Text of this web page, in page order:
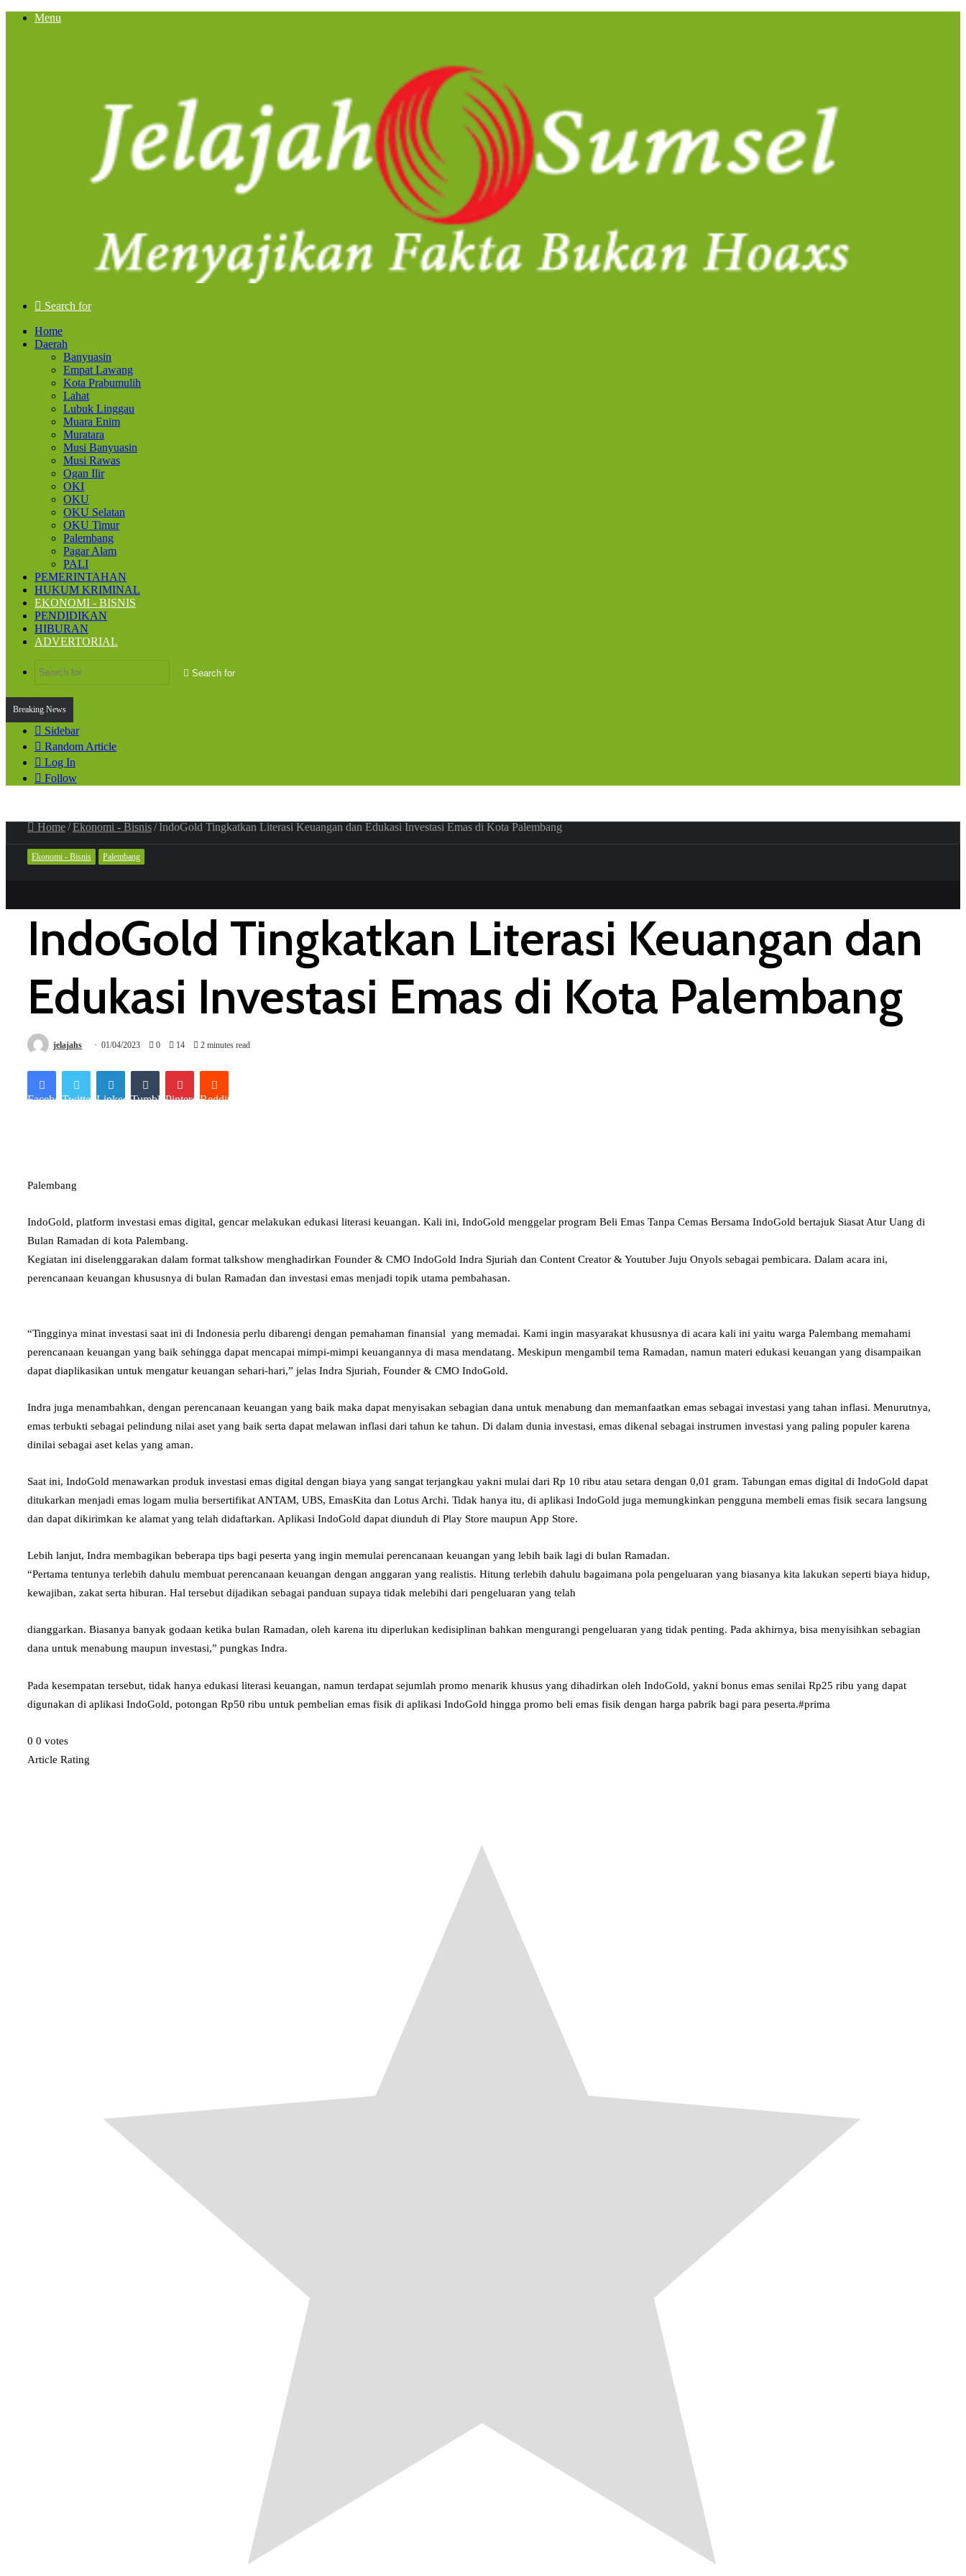
Menu
Search for
Home
Daerah
Banyuasin
Empat Lawang
Kota Prabumulih
Lahat
Lubuk Linggau
Muara Enim
Muratara
Musi Banyuasin
Musi Rawas
Ogan Ilir
OKI
OKU
OKU Selatan
OKU Timur
Palembang
Pagar Alam
PALI
PEMERINTAHAN
HUKUM KRIMINAL
EKONOMI - BISNIS
PENDIDIKAN
HIBURAN
ADVERTORIAL
Search for
Breaking News
Sidebar
Random Article
Log In
Follow
Home/Ekonomi - Bisnis/ IndoGold Tingkatkan Literasi Keuangan dan Edukasi Investasi Emas di Kota Palembang
Ekonomi - Bisnis Palembang
IndoGold Tingkatkan Literasi Keuangan dan
Edukasi Investasi Emas di Kota Palembang
jelajahs 01/04/2023 0 14 2 minutes read
FacebookTwitter LinkedInTumblr PinterestReddit
Palembang
IndoGold, platform investasi emas digital, gencar melakukan edukasi literasi keuangan. Kali ini, IndoGold menggelar program Beli Emas Tanpa Cemas Bersama IndoGold bertajuk Siasat Atur Uang di
Bulan Ramadan di kota Palembang.
Kegiatan ini diselenggarakan dalam format talkshow menghadirkan Founder & CMO IndoGold Indra Sjuriah dan Content Creator & Youtuber Juju Onyols sebagai pembicara. Dalam acara ini,
perencanaan keuangan khususnya di bulan Ramadan dan investasi emas menjadi topik utama pembahasan.
“Tingginya minat investasi saat ini di Indonesia perlu dibarengi dengan pemahaman finansial yang memadai. Kami ingin masyarakat khususnya di acara kali ini yaitu warga Palembang memahami
perencanaan keuangan yang baik sehingga dapat mencapai mimpi-mimpi keuangannya di masa mendatang. Meskipun mengambil tema Ramadan, namun materi edukasi keuangan yang disampaikan
dapat diaplikasikan untuk mengatur keuangan sehari-hari,” jelas Indra Sjuriah, Founder & CMO IndoGold.
Indra juga menambahkan, dengan perencanaan keuangan yang baik maka dapat menyisakan sebagian dana untuk menabung dan memanfaatkan emas sebagai investasi yang tahan inflasi. Menurutnya,
emas terbukti sebagai pelindung nilai aset yang baik serta dapat melawan inflasi dari tahun ke tahun. Di dalam dunia investasi, emas dikenal sebagai instrumen investasi yang paling populer karena
dinilai sebagai aset kelas yang aman.
Saat ini, IndoGold menawarkan produk investasi emas digital dengan biaya yang sangat terjangkau yakni mulai dari Rp 10 ribu atau setara dengan 0,01 gram. Tabungan emas digital di IndoGold dapat
ditukarkan menjadi emas logam mulia bersertifikat ANTAM, UBS, EmasKita dan Lotus Archi. Tidak hanya itu, di aplikasi IndoGold juga memungkinkan pengguna membeli emas fisik secara langsung
dan dapat dikirimkan ke alamat yang telah didaftarkan. Aplikasi IndoGold dapat diunduh di Play Store maupun App Store.
Lebih lanjut, Indra membagikan beberapa tips bagi peserta yang ingin memulai perencanaan keuangan yang lebih baik lagi di bulan Ramadan.
“Pertama tentunya terlebih dahulu membuat perencanaan keuangan dengan anggaran yang realistis. Hitung terlebih dahulu bagaimana pola pengeluaran yang biasanya kita lakukan seperti biaya hidup,
kewajiban, zakat serta hiburan. Hal tersebut dijadikan sebagai panduan supaya tidak melebihi dari pengeluaran yang telah
dianggarkan. Biasanya banyak godaan ketika bulan Ramadan, oleh karena itu diperlukan kedisiplinan bahkan mengurangi pengeluaran yang tidak penting. Pada akhirnya, bisa menyisihkan sebagian
dana untuk menabung maupun investasi,” pungkas Indra.
Pada kesempatan tersebut, tidak hanya edukasi literasi keuangan, namun terdapat sejumlah promo menarik khusus yang dihadirkan oleh IndoGold, yakni bonus emas senilai Rp25 ribu yang dapat
digunakan di aplikasi IndoGold, potongan Rp50 ribu untuk pembelian emas fisik di aplikasi IndoGold hingga promo beli emas fisik dengan harga pabrik bagi para peserta.#prima
0 0 votes
Article Rating